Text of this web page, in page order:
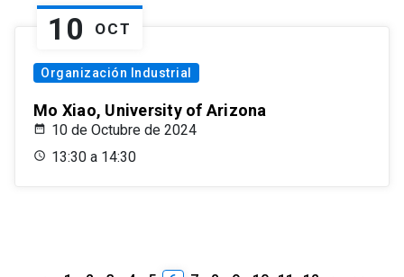
10 OCT
Organización Industrial
Mo Xiao, University of Arizona
10 de Octubre de 2024
13:30 a 14:30